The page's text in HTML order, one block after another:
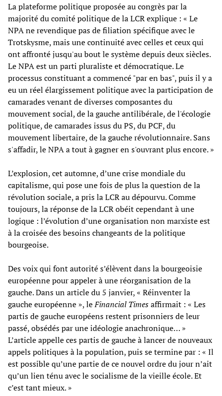
La plateforme politique proposée au congrès par la
majorité du comité politique de la LCR explique : « Le
NPA ne revendique pas de filiation spécifique avec le
Trotskysme, mais une continuité avec celles et ceux qui
ont affronté jusqu'au bout le système depuis deux siècles.
Le NPA est un parti pluraliste et démocratique. Le
processus constituant a commencé "par en bas", puis il y a
eu un réel élargissement politique avec la participation de
camarades venant de diverses composantes du
mouvement social, de la gauche antilibérale, de l'écologie
politique, de camarades issus du PS, du PCF, du
mouvement libertaire, de la gauche révolutionnaire. Sans
s'affadir, le NPA a tout à gagner en s'ouvrant plus encore. »
L’explosion, cet automne, d’une crise mondiale du
capitalisme, qui pose une fois de plus la question de la
révolution sociale, a pris la LCR au dépourvu. Comme
toujours, la réponse de la LCR obéit cependant à une
logique : l’évolution d’une organisation non marxiste est
à la croisée des besoins changeants de la politique
bourgeoise.
Des voix qui font autorité s’élèvent dans la bourgeoisie
européenne pour appeler à une réorganisation de la
gauche. Dans un article du 5 janvier, « Réinventer la
gauche européenne », leFinancial Timesaffirmait : « Les
partis de gauche européens restent prisonniers de leur
passé, obsédés par une idéologie anachronique… »
L’article appelle ces partis de gauche à lancer de nouveaux
appels politiques à la population, puis se termine par : « Il
est possible qu’une partie de ce nouvel ordre du jour n’ait
qu’un lien ténu avec le socialisme de la vieille école. Et
c’est tant mieux. »